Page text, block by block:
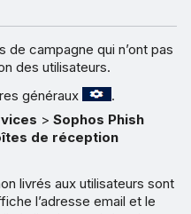
日本語
한국어
Português
中文（繁體）
de campagne qui n’ont pas
des utilisateurs.
généraux
.
>Sophos Phish
de réception
livrés aux utilisateurs sont
l’adresse email et le